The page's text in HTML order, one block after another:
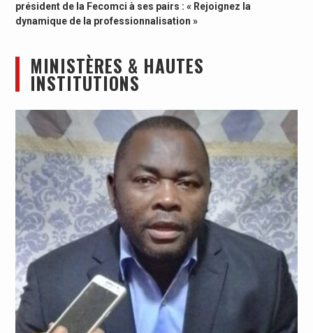
président de la Fecomci à ses pairs : « Rejoignez la
dynamique de la professionnalisation »
MINISTÈRES & HAUTES
INSTITUTIONS